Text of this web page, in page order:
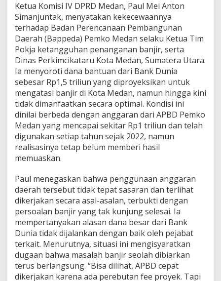
Ketua Komisi IV DPRD Medan, Paul Mei Anton
Simanjuntak, menyatakan kekecewaannya
terhadap Badan Perencanaan Pembangunan
Daerah (Bappeda) Pemko Medan selaku Ketua Tim
Pokja ketangguhan penanganan banjir, serta
Dinas Perkimcikataru Kota Medan, Sumatera Utara.
Ia menyoroti dana bantuan dari Bank Dunia
sebesar Rp1,5 triliun yang diproyeksikan untuk
mengatasi banjir di Kota Medan, namun hingga kini
tidak dimanfaatkan secara optimal. Kondisi ini
dinilai berbeda dengan anggaran dari APBD Pemko
Medan yang mencapai sekitar Rp1 triliun dan telah
digunakan setiap tahun sejak 2022, namun
realisasinya tetap belum memberi hasil
memuaskan.
Paul menegaskan bahwa penggunaan anggaran
daerah tersebut tidak tepat sasaran dan terlihat
dikerjakan secara asal-asalan, terbukti dengan
persoalan banjir yang tak kunjung selesai. Ia
mempertanyakan alasan dana besar dari Bank
Dunia tidak dijalankan dengan baik oleh pejabat
terkait. Menurutnya, situasi ini mengisyaratkan
dugaan bahwa masalah banjir seolah dibiarkan
terus berlangsung. “Bisa dilihat, APBD cepat
dikerjakan karena ada perebutan fee proyek. Tapi